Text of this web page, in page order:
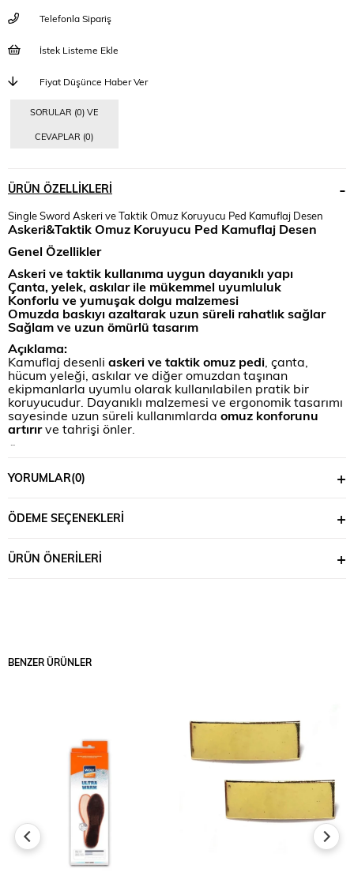
Telefonla Sipariş
İstek Listeme Ekle
Fiyat Düşünce Haber Ver
SORULAR (0) VE
CEVAPLAR (0)
ÜRÜN ÖZELLIKLERI
Single Sword Askeri ve Taktik Omuz Koruyucu Ped Kamuflaj Desen
Askeri&Taktik Omuz Koruyucu Ped Kamuflaj Desen
Genel Özellikler
Askeri ve taktik kullanıma uygun dayanıklı yapı
Çanta, yelek, askılar ile mükemmel uyumluluk
Konforlu ve yumuşak dolgu malzemesi
Omuzda baskıyı azaltarak uzun süreli rahatlık sağlar
Sağlam ve uzun ömürlü tasarım
Açıklama:
Kamuflaj desenli askeri ve taktik omuz pedi, çanta,
hücum yeleği, askılar ve diğer omuzdan taşınan
ekipmanlarla uyumlu olarak kullanılabilen pratik bir
koruyucudur. Dayanıklı malzemesi ve ergonomik tasarımı
sayesinde uzun süreli kullanımlarda omuz konforunu
artırırve tahrişi önler.
Özellikler:
Geniş Kullanım Alanı:
yelekleri, askı kayışları
Rahatlık ve Koruma:
oluşabilecek
baskıyı ve tahrişi önler
Kolay Kullanım:
farklı askeri ve taktik ekipmanlarla kolayca uyum
Teknik Özellikler:
Aşınmaya Dayanıklı Oxford Kumaş
YORUMLAR(0)
ÖDEME SEÇENEKLERI
ÜRÜN ÖNERILERI
BENZER ÜRÜNLER